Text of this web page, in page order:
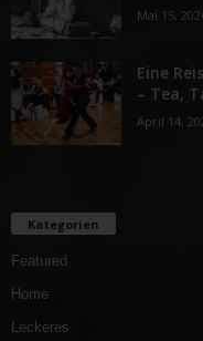
Mai 15,
Eine
– Tea,
April 14,
Kategorien
Featured
Home
Leckeres